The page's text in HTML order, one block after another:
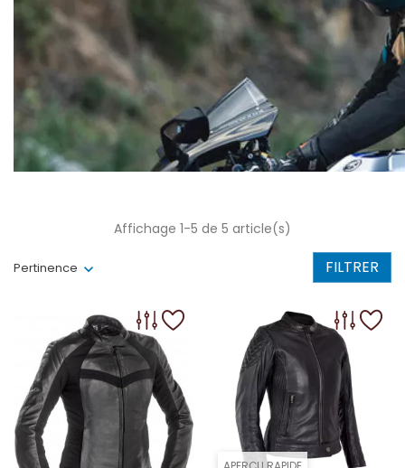
Pertinence FILTRER
Affichage 1-5 de 5 article(s)